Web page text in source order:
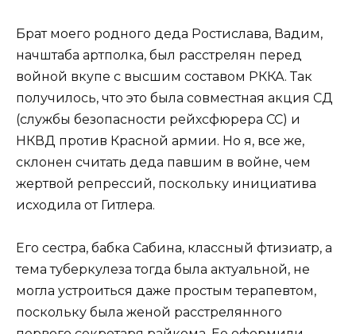
Брат моего родного деда Ростислава, Вадим,
начштаба артполка, был расстрелян перед
войной вкупе с высшим составом РККА. Так
получилось, что это была совместная акция СД
(службы безопасности рейхсфюрера СС) и
НКВД против Красной армии. Но я, все же,
склонен считать деда павшим в войне, чем
жертвой репрессий, поскольку инициатива
исходила от Гитлера.
Его сестра, бабка Сабина, классный фтизиатр, а
тема туберкулеза тогда была актуальной, не
могла устроиться даже простым терапевтом,
поскольку была женой расстрелянного